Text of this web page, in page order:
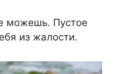
можешь. Пустое
из жалости.